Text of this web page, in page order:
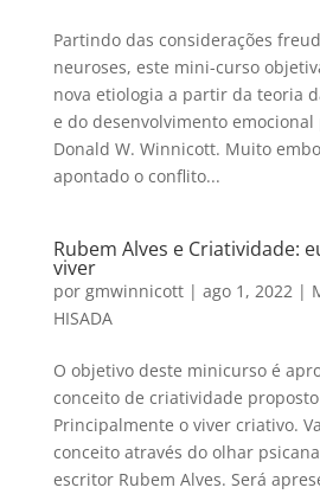
Partindo das considerações
neuroses, este mini-curso
nova etiologia a partir da teoria
e do desenvolvimento
Donald W. Winnicott. Muito
apontado o conflito...
Rubem Alves e Criatividade:
viver
por gmwinnicott| ago 1, 2022|
HISADA
O objetivo deste minicurso é
conceito de criatividade
Principalmente o viver criativo.
conceito através do olhar
escritor Rubem Alves. Será